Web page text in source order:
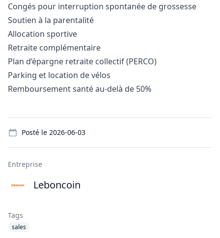
Congés pour interruption spontanée de grossesse
Soutien à la parentalité
Allocation sportive
Retraite complémentaire
Plan d’épargne retraite collectif (PERCO)
Parking et location de vélos
Remboursement santé au-delà de 50%
Posté le 2026-06-03
Entreprise
Leboncoin
Tags
sales